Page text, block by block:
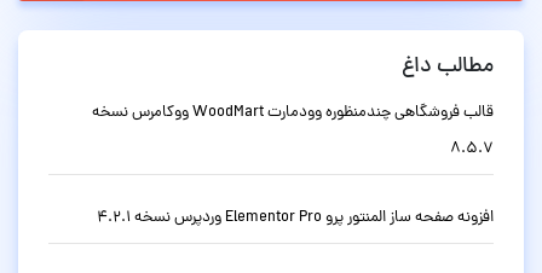
مطالب داغ
قالب فروشگاهی چندمنظوره وودمارت WoodMart ووکامرس نسخه
8.5.7
افزونه صفحه ساز المنتور پرو Elementor Pro وردپرس نسخه 4.2.1